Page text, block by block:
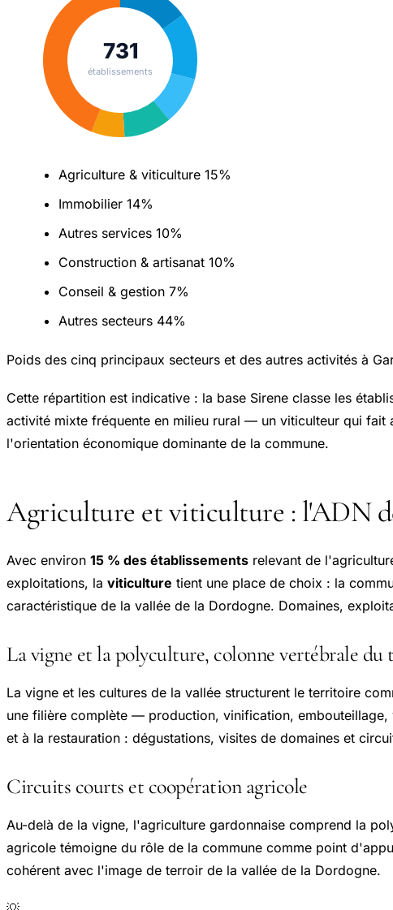
731
établissements
Agriculture & viticulture 15%
Immobilier 14%
Autres services 10%
Construction & artisanat 10%
Conseil & gestion 7%
Autres secteurs 44%
Poids des cinq principaux secteurs et des autres activités à
Cette répartition est indicative : la base Sirene classe les
activité mixte fréquente en milieu rural — un viticulteur qui fait
l'orientation économique dominante de la commune.
Agriculture et viticulture : l'ADN
Avec environ 15 % des établissements relevant de
exploitations, la viticulture tient une place de choix : la
caractéristique de la vallée de la Dordogne. Domaines,
La vigne et la polyculture, colonne vertébrale
La vigne et les cultures de la vallée structurent le territoire
une filière complète — production, vinification,
et à la restauration : dégustations, visites de domaines et
Circuits courts et coopération agricole
Au-delà de la vigne, l'agriculture gardonnaise comprend la
agricole témoigne du rôle de la commune comme point
cohérent avec l'image de terroir de la vallée de la Dordogne.